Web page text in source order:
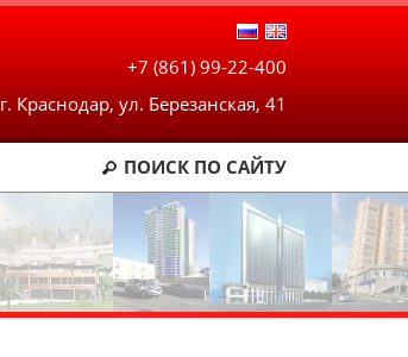
+7 (861) 99-22-400
г. Краснодар, ул. Березанская, 41
ПОИСК ПО САЙТУ